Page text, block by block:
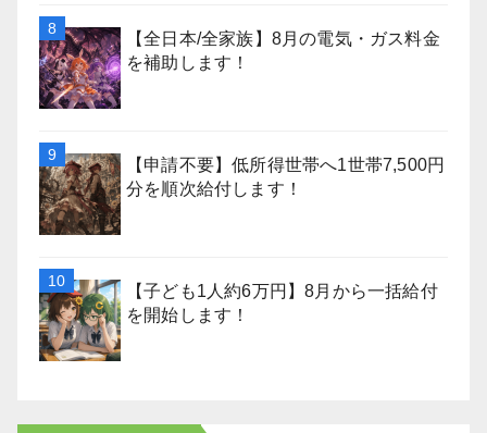
【全日本/全家族】8月の電気・ガス料金
を補助します！
【申請不要】低所得世帯へ1世帯7,500円
分を順次給付します！
【子ども1人約6万円】8月から一括給付
を開始します！